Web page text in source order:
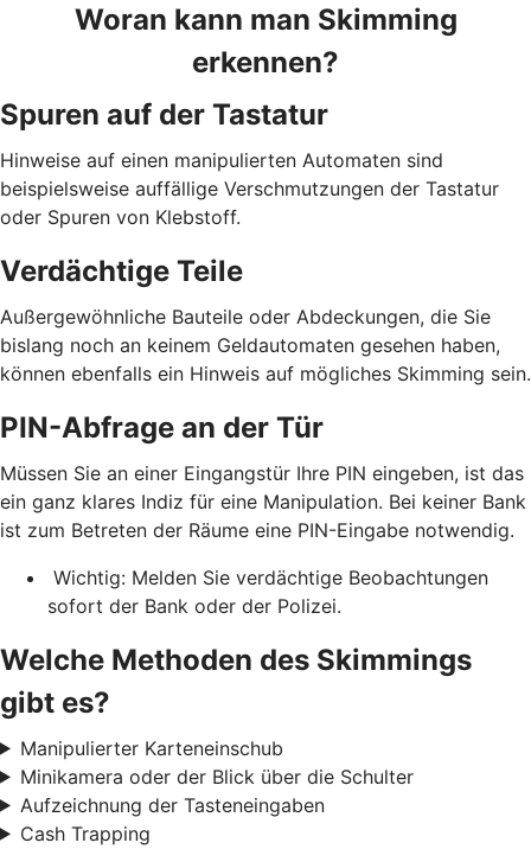
Woran kann man Skimming
erkennen?
Spuren auf der Tastatur
Hinweise auf einen manipulierten Automaten sind
beispielsweise auffällige Verschmutzungen der Tastatur
oder Spuren von Klebstoff.
Verdächtige Teile
Außergewöhnliche Bauteile oder Abdeckungen, die Sie
bislang noch an keinem Geldautomaten gesehen haben,
können ebenfalls ein Hinweis auf mögliches Skimming sein.
PIN-Abfrage an der Tür
Müssen Sie an einer Eingangstür Ihre PIN eingeben, ist das
ein ganz klares Indiz für eine Manipulation. Bei keiner Bank
ist zum Betreten der Räume eine PIN-Eingabe notwendig.
Wichtig: Melden Sie verdächtige Beobachtungen
sofort der Bank oder der Polizei.
Welche Methoden des Skimmings
gibt es?
Manipulierter Karteneinschub
Minikamera oder der Blick über die Schulter
Aufzeichnung der Tasteneingaben
Cash Trapping